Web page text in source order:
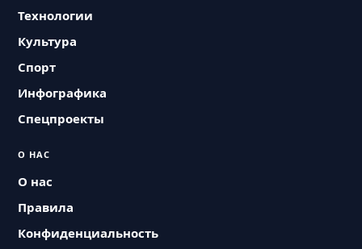
Технологии
Культура
Спорт
Инфографика
Спецпроекты
О НАС
О нас
Правила
Конфиденциальность